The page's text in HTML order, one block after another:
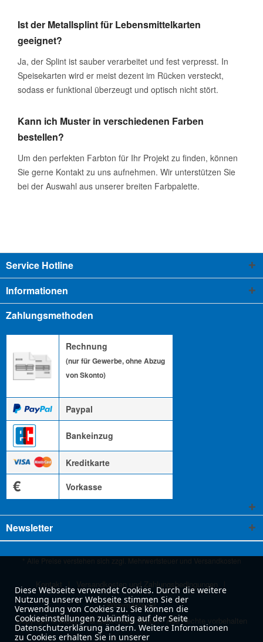
Ist der Metallsplint für Lebensmittelkarten
geeignet?
Ja, der Splint ist sauber verarbeitet und fest verpresst. In
Speisekarten wird er meist dezent im Rücken versteckt,
sodass er funktional überzeugt und optisch nicht stört.
Kann ich Muster in verschiedenen Farben
bestellen?
Um den perfekten Farbton für Ihr Projekt zu finden, können
Sie gerne Kontakt zu uns aufnehmen. Wir unterstützen Sie
bei der Auswahl aus unserer breiten Farbpalette.
Service Hotline
Informationen
Zahlungsmethoden
Rechnung
(nur für Gewerbe, ohne Abzug
von Skonto)
Paypal
Bankeinzug
Kreditkarte
€ Vorkasse
Newsletter
* Alle Preise verstehen sich zzgl. Mehrwertsteuer und Versandkosten
Kontakt
Versandkosten und Zahlungsbedingungen
Widerrufsrecht
Copyright © moog & langenscheidt GmbH - Alle Rechte vorbehalten
Diese Webseite verwendet Cookies. Durch die weitere
Nutzung unserer Webseite stimmen Sie der
Verwendung von Cookies zu. Sie können die
Cookieeinstellungen zukünftig auf der Seite
Datenschutzerklärung ändern. Weitere Informationen
zu Cookies erhalten Sie in unserer